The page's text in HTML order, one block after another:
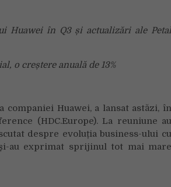
ecosistemului
cadrul
Huawei în Q3 și actualizări ale Petal
o creștere anuală de 13%
companiei Huawei, a lansat astăzi, în
(HDC.Europe). La reuniune au
despre evoluția business-ului cu
au exprimat sprijinul tot mai mare